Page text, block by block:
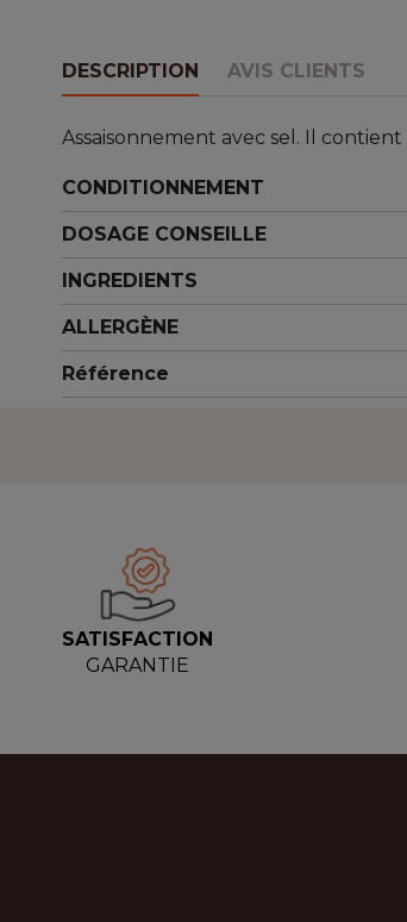
DESCRIPTION AVIS CLIENTS
Assaisonnement avec sel. Il
CONDITIONNEMENT
DOSAGE CONSEILLE
INGREDIENTS
ALLERGÈNE
Référence
SATISFACTION
GARANTIE